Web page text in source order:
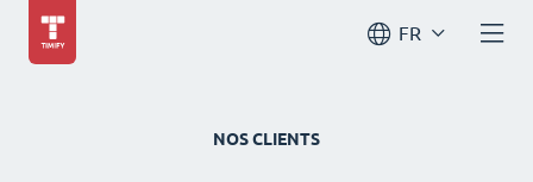
FR
NOS CLIENTS